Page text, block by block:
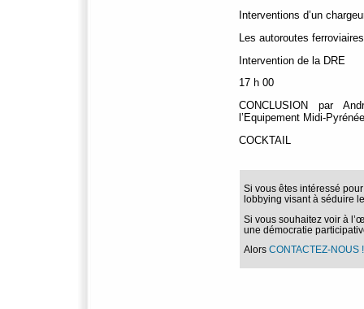
Interventions d’un
Les autoroutes
Intervention de la DRE
17 h 00
CONCLUSION par
l’Equipement Midi-
COCKTAIL
Si vous êtes intéressé
lobbying visant à séduire
Si vous souhaitez voir à
une démocratie
Alors CONTACTEZ-NOUS !